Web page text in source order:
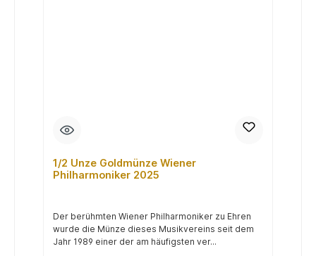
1/2 Unze Goldmünze Wiener
Philharmoniker 2025
Der berühmten Wiener Philharmoniker zu Ehren
wurde die Münze dieses Musikvereins seit dem
Jahr 1989 einer der am häufigsten ver...